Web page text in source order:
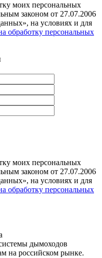
моих персональных
законом от 27.07.2006
на условиях и для
обработку персональных
моих персональных
законом от 27.07.2006
на условиях и для
обработку персональных
дымоходов
на российском рынке.